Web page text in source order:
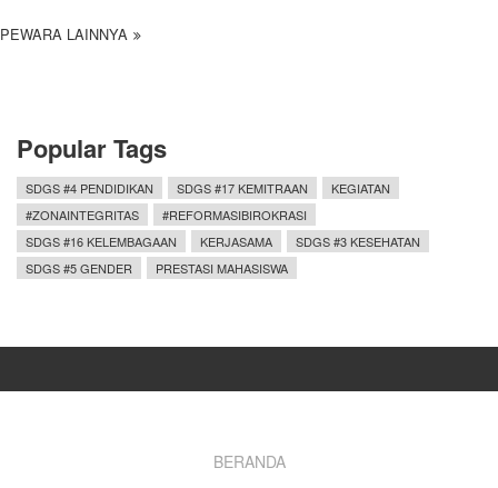
PEWARA LAINNYA
Popular Tags
SDGS #4 PENDIDIKAN SDGS #17 KEMITRAAN
KEGIATAN
#ZONAINTEGRITAS
#REFORMASIBIROKRASI
SDGS #16 KELEMBAGAAN
KERJASAMA
SDGS #3 KESEHATAN
SDGS #5 GENDER
PRESTASI MAHASISWA
BERANDA